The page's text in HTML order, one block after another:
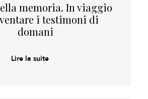
memoria. In viaggio
i testimoni di
domani
Lire la suite